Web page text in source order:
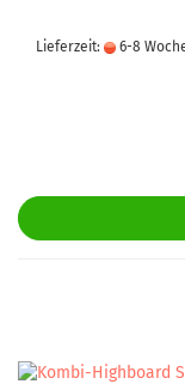
Lieferzeit: 6-8